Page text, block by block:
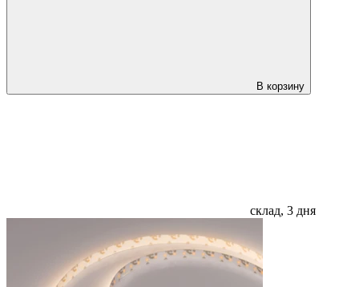
В корзину
склад, 3 дня